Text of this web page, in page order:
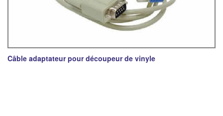
Câble adaptateur pour découpeur de vinyle